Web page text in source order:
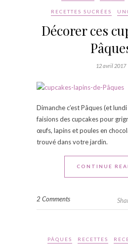
RECETTES SUCRÉES
Décorer ces
12 avril 2017
Dimanche c’est Pâques (et
faisions des cupcakes pour
œufs, lapins et poules en
trouvé dans votre jardin.
CONTINUE
2 Comments
PÂQUES RECETTES